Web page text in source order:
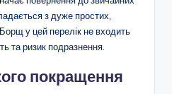
з дуже простих,
у цей перелік не входить
та ризик подразнення.
покращення